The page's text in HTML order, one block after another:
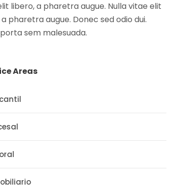
libero, a pharetra augue. Nulla vitae elit
pharetra augue. Donec sed odio dui.
sem malesuada.
Areas